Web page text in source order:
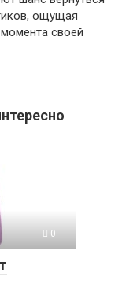
ощущая
своей
0